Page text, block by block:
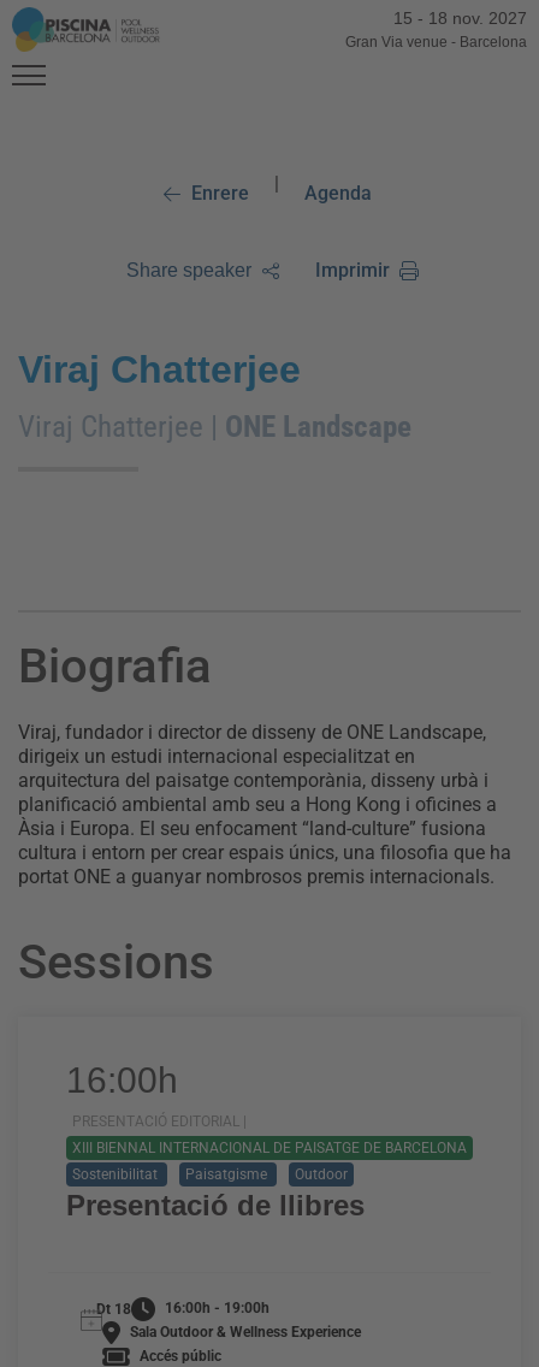
15 - 18 nov. 2027
Gran Via venue - Barcelona
Enrere | Agenda
Share speaker Imprimir
Viraj Chatterjee
Viraj Chatterjee | ONE Landscape
Biografia
Viraj, fundador i director de disseny de ONE Landscape,
dirigeix un estudi internacional especialitzat en
arquitectura del paisatge contemporània, disseny urbà i
planificació ambiental amb seu a Hong Kong i oficines a
Àsia i Europa. El seu enfocament “land-culture” fusiona
cultura i entorn per crear espais únics, una filosofia que ha
portat ONE a guanyar nombrosos premis internacionals.
Sessions
16:00h
PRESENTACIÓ EDITORIAL |
XIII BIENNAL INTERNACIONAL DE PAISATGE DE BARCELONA
Sostenibilitat
Paisatgisme Outdoor
Presentació de llibres
Dt 18
16:00h - 19:00h
Sala Outdoor & Wellness Experience
Accés públic